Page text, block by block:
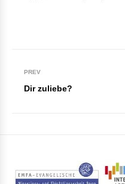
PREV
Dir zuliebe?